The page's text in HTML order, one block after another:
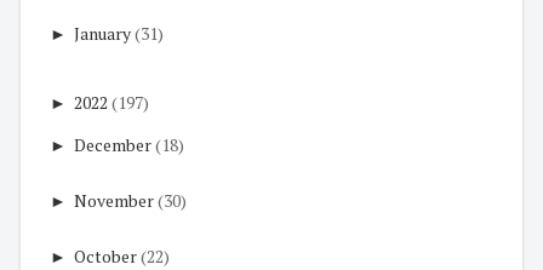
► January(31)
► 2022 (197)
► December(18)
► November(30)
► October(22)